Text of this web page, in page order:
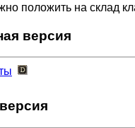
положить на склад
версия